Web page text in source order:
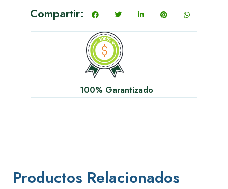
Compartir:
100% Garantizado
Productos Relacionados